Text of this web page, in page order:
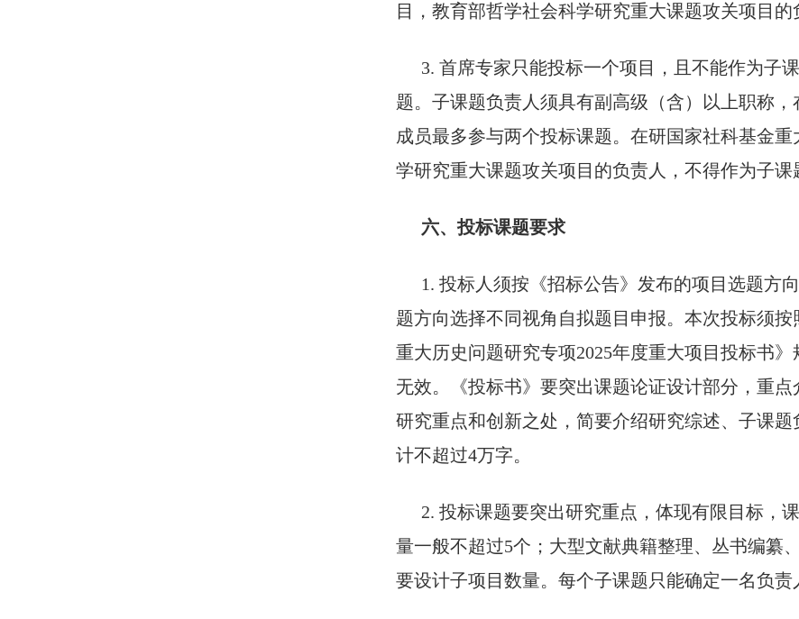
目，教育部哲学社会科学研究重大课题攻关项目
3. 首席专家只能投标一个项目，且不能作为子
题。子课题负责人须具有副高级（含）以上职称
成员最多参与两个投标课题。在研国家社科基金
学研究重大课题攻关项目的负责人，不得作为子课
六、投标课题要求
1. 投标人须按《招标公告》发布的项目选题方
题方向选择不同视角自拟题目申报。本次投标须
重大历史问题研究专项2025年度重大项目投标书
无效。《投标书》要突出课题论证设计部分，重
研究重点和创新之处，简要介绍研究综述、子课
计不超过4万字。
2. 投标课题要突出研究重点，体现有限目标，
量一般不超过5个；大型文献典籍整理、丛书编纂
要设计子项目数量。每个子课题只能确定一名负责